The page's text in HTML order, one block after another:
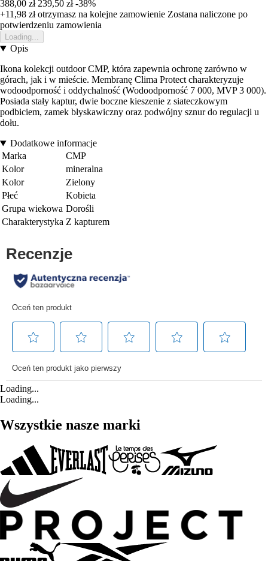
388,00 zł 239,50 zł -38%
+11,98 złotrzymasz na kolejne zamowienie Zostana naliczone po
potwierdzeniu zamowienia
Loading...
Opis
Ikona kolekcji outdoor CMP, która zapewnia ochronę zarówno w
górach, jak i w mieście. Membranę Clima Protect charakteryzuje
wodoodporność i oddychalność (Wodoodporność 7 000, MVP 3 000).
Posiada stały kaptur, dwie boczne kieszenie z siateczkowym
podbiciem, zamek błyskawiczny oraz podwójny sznur do regulacji u
dołu.
Dodatkowe informacje
Marka
CMP
Kolor
mineralna
Kolor
Zielony
Płeć
Kobieta
Grupa wiekowa Dorośli
Charakterystyka Z kapturem
Loading...
Loading...
Wszystkie nasze marki